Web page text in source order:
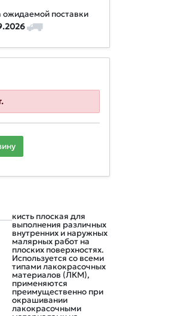
ожидаемой поставки
кисть плоская для
выполнения различных
внутренних и наружных
малярных работ на
плоских поверхностях.
Используется со всеми
типами лакокрасочных
материалов (ЛКМ),
применяются
преимущественно при
окрашивании
лакокрасочными